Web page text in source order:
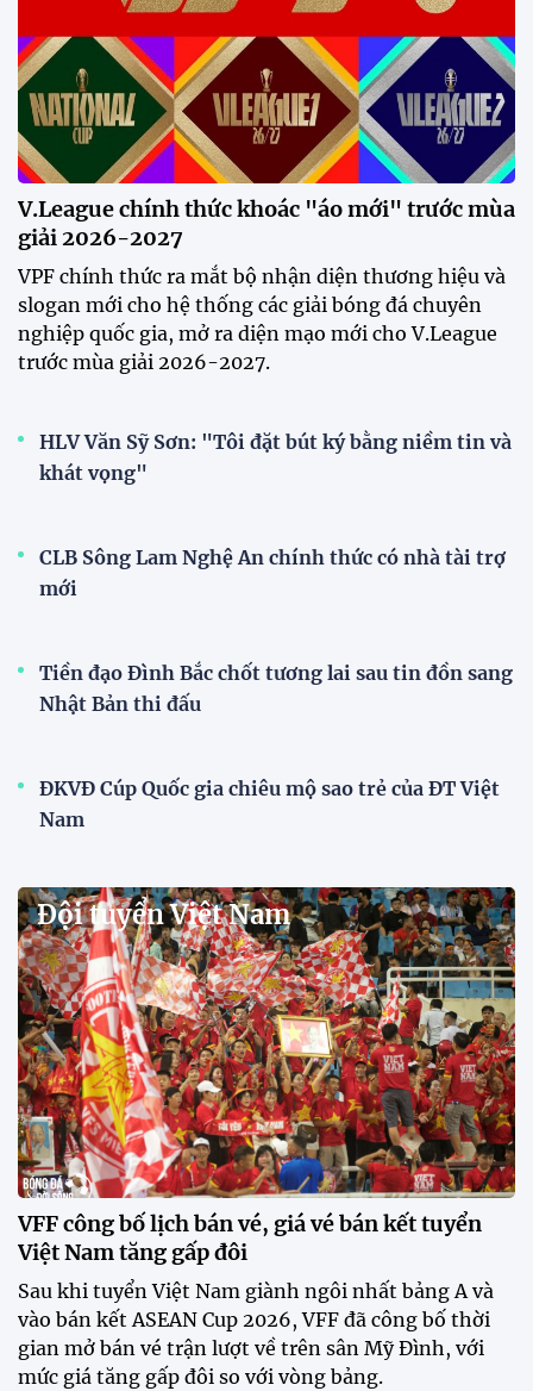
V.League chính thức khoác "áo mới" trước mùa
giải 2026-2027
VPF chính thức ra mắt bộ nhận diện thương hiệu và
slogan mới cho hệ thống các giải bóng đá chuyên
nghiệp quốc gia, mở ra diện mạo mới cho V.League
trước mùa giải 2026-2027.
HLV Văn Sỹ Sơn: "Tôi đặt bút ký bằng niềm tin và
khát vọng"
CLB Sông Lam Nghệ An chính thức có nhà tài trợ
mới
Tiền đạo Đình Bắc chốt tương lai sau tin đồn sang
Nhật Bản thi đấu
ĐKVĐ Cúp Quốc gia chiêu mộ sao trẻ của ĐT Việt
Nam
Đội tuyển Việt Nam
VFF công bố lịch bán vé, giá vé bán kết tuyển
Việt Nam tăng gấp đôi
Sau khi tuyển Việt Nam giành ngôi nhất bảng A và
vào bán kết ASEAN Cup 2026, VFF đã công bố thời
gian mở bán vé trận lượt về trên sân Mỹ Đình, với
mức giá tăng gấp đôi so với vòng bảng.